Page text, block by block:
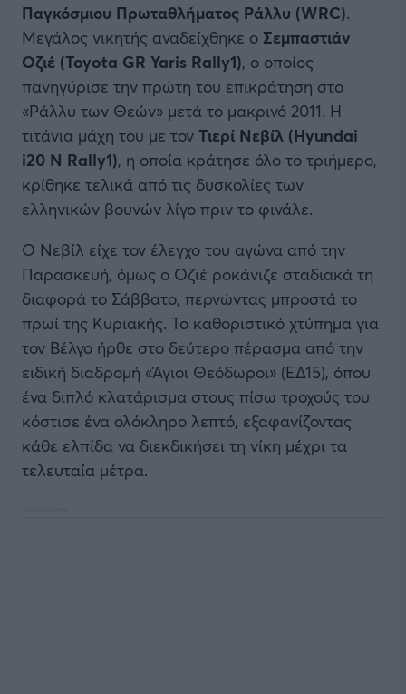
Παγκόσμιου Πρωταθλήματος Ράλλυ (WRC).
Μεγάλος νικητής αναδείχθηκε ο Σεμπαστιάν
Οζιέ (Toyota GR Yaris Rally1), ο οποίος
πανηγύρισε την πρώτη του επικράτηση στο
«Ράλλυ των Θεών» μετά το μακρινό 2011. Η
τιτάνια μάχη του με τον Τιερί Νεβίλ (Hyundai
i20 N Rally1), η οποία κράτησε όλο το τριήμερο,
κρίθηκε τελικά από τις δυσκολίες των
ελληνικών βουνών λίγο πριν το φινάλε.
Ο Νεβίλ είχε τον έλεγχο του αγώνα από την
Παρασκευή, όμως ο Οζιέ ροκάνιζε σταδιακά τη
διαφορά το Σάββατο, περνώντας μπροστά το
πρωί της Κυριακής. Το καθοριστικό χτύπημα για
τον Βέλγο ήρθε στο δεύτερο πέρασμα από την
ειδική διαδρομή «Άγιοι Θεόδωροι» (ΕΔ15), όπου
ένα διπλό κλατάρισμα στους πίσω τροχούς του
κόστισε ένα ολόκληρο λεπτό, εξαφανίζοντας
κάθε ελπίδα να διεκδικήσει τη νίκη μέχρι τα
τελευταία μέτρα.